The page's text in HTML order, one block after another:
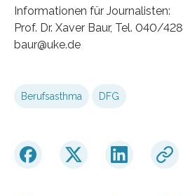
Informationen für Journalisten:
Prof. Dr. Xaver Baur, Tel. 040/
baur@uke.de
Berufsasthma DFG